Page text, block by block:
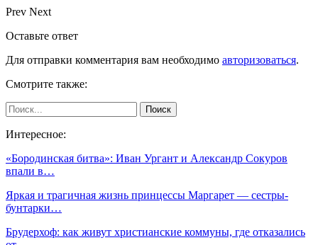
Prev Next
Оставьте ответ
Для отправки комментария вам необходимо авторизоваться.
Смотрите также:
Интересное:
«Бородинская битва»: Иван Ургант и Александр Сокуров
впали в…
Яркая и трагичная жизнь принцессы Маргарет — сестры-
бунтарки…
Брудерхоф: как живут христианские коммуны, где отказались